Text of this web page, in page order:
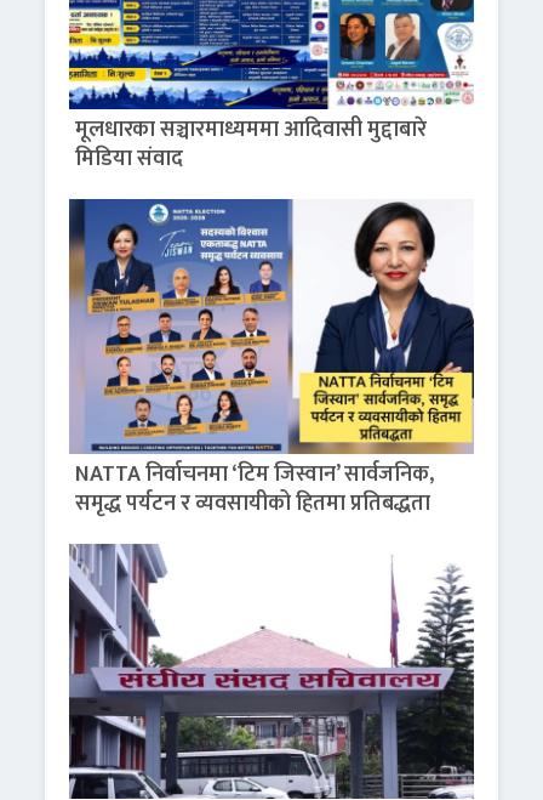
मूलधारका सञ्चारमाध्यममा आदिवासी मुद्दाबारे
मिडिया संवाद
NATTA निर्वाचनमा ‘टिम जिस्वान’ सार्वजनिक,
समृद्ध पर्यटन र व्यवसायीको हितमा प्रतिबद्धता